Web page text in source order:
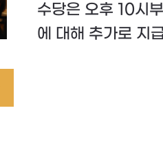
수당은 오후 10시
에 대해 추가로 지